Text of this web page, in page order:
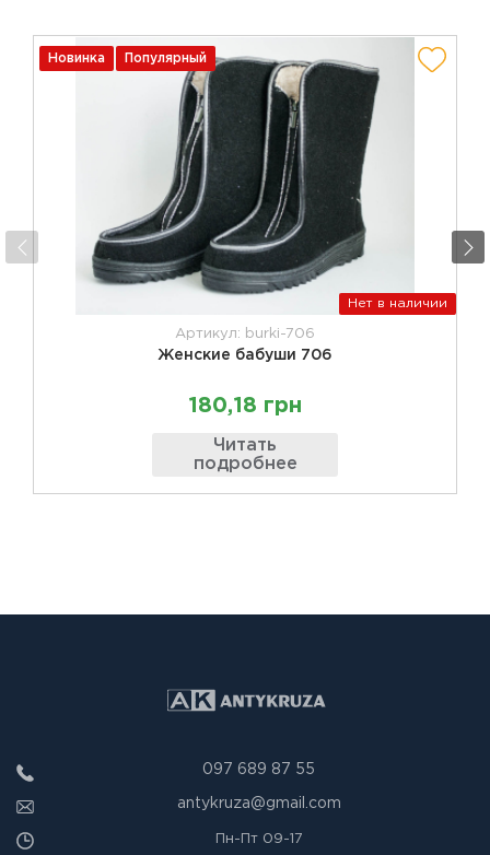
Новинка Популярный
Нет в наличии
Артикул: burki-706
Женские бабуши 706
180,18 грн
Читать
подробнее
097 689 87 55
antykruza@gmail.com
Пн-Пт09-17